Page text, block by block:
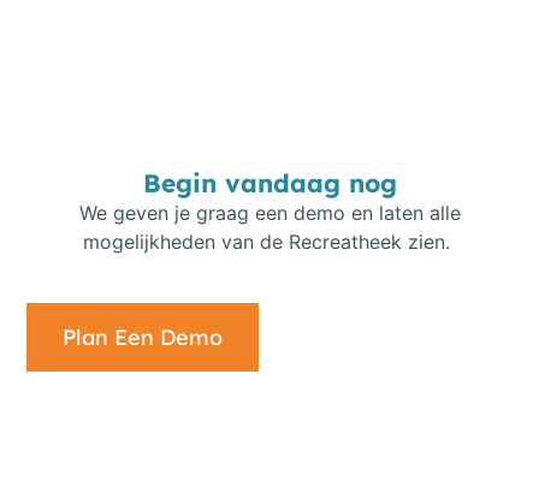
Begin vandaag nog
We geven je graag een demo en laten alle
mogelijkheden van de Recreatheek zien.
Plan Een Demo